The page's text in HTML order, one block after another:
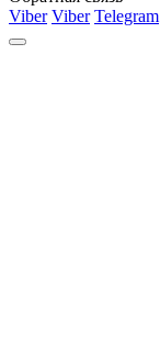
Viber Viber Telegram